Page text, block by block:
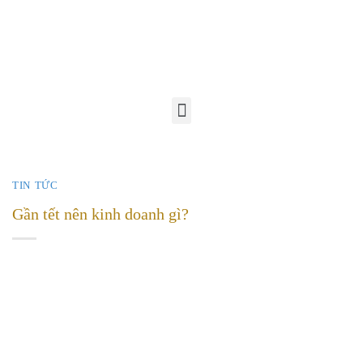
TIN TỨC
Gần tết nên kinh doanh gì?